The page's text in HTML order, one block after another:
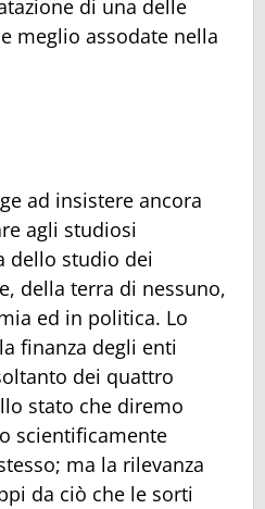
di una delle
meglio assodate nella
ad insistere ancora
agli studiosi
dello studio dei
della terra di nessuno,
ed in politica. Lo
finanza degli enti
dei quattro
stato che diremo
scientificamente
ma la rilevanza
da ciò che le sorti